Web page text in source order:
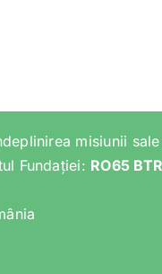
misiunii
Fundației: RO65